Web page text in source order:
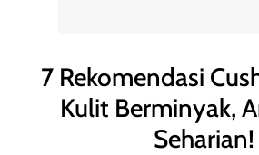
7 Rekomendasi
Kulit Berminyak,
Seharian!